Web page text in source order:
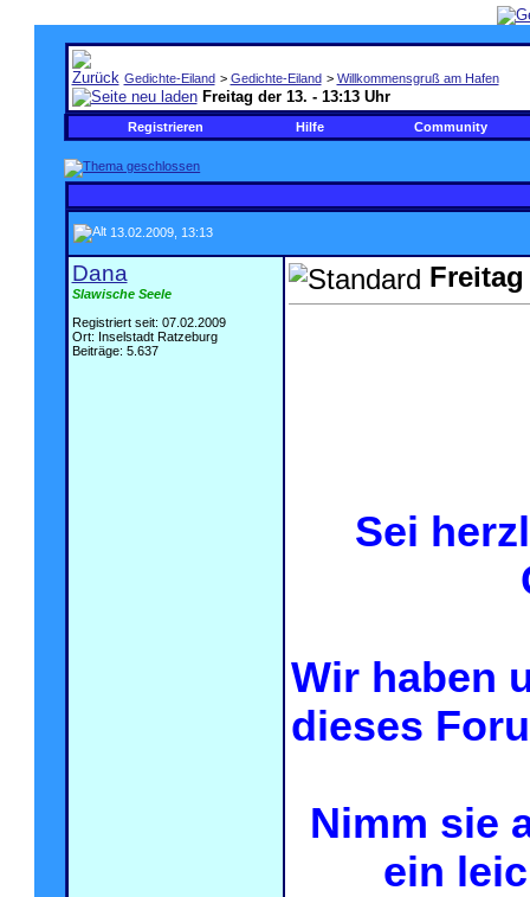
Gedichte-Eiland > Gedichte-Eiland > Willkommensgruß am Hafen
Freitag der 13. - 13:13 Uhr
Registrieren Hilfe Community
13.02.2009, 13:13
Dana
Slawische Seele
Registriert seit: 07.02.2009
Ort: Inselstadt Ratzeburg
Beiträge: 5.637
Freitag
Sei
Wir haben
dieses
Nimm sie
ein